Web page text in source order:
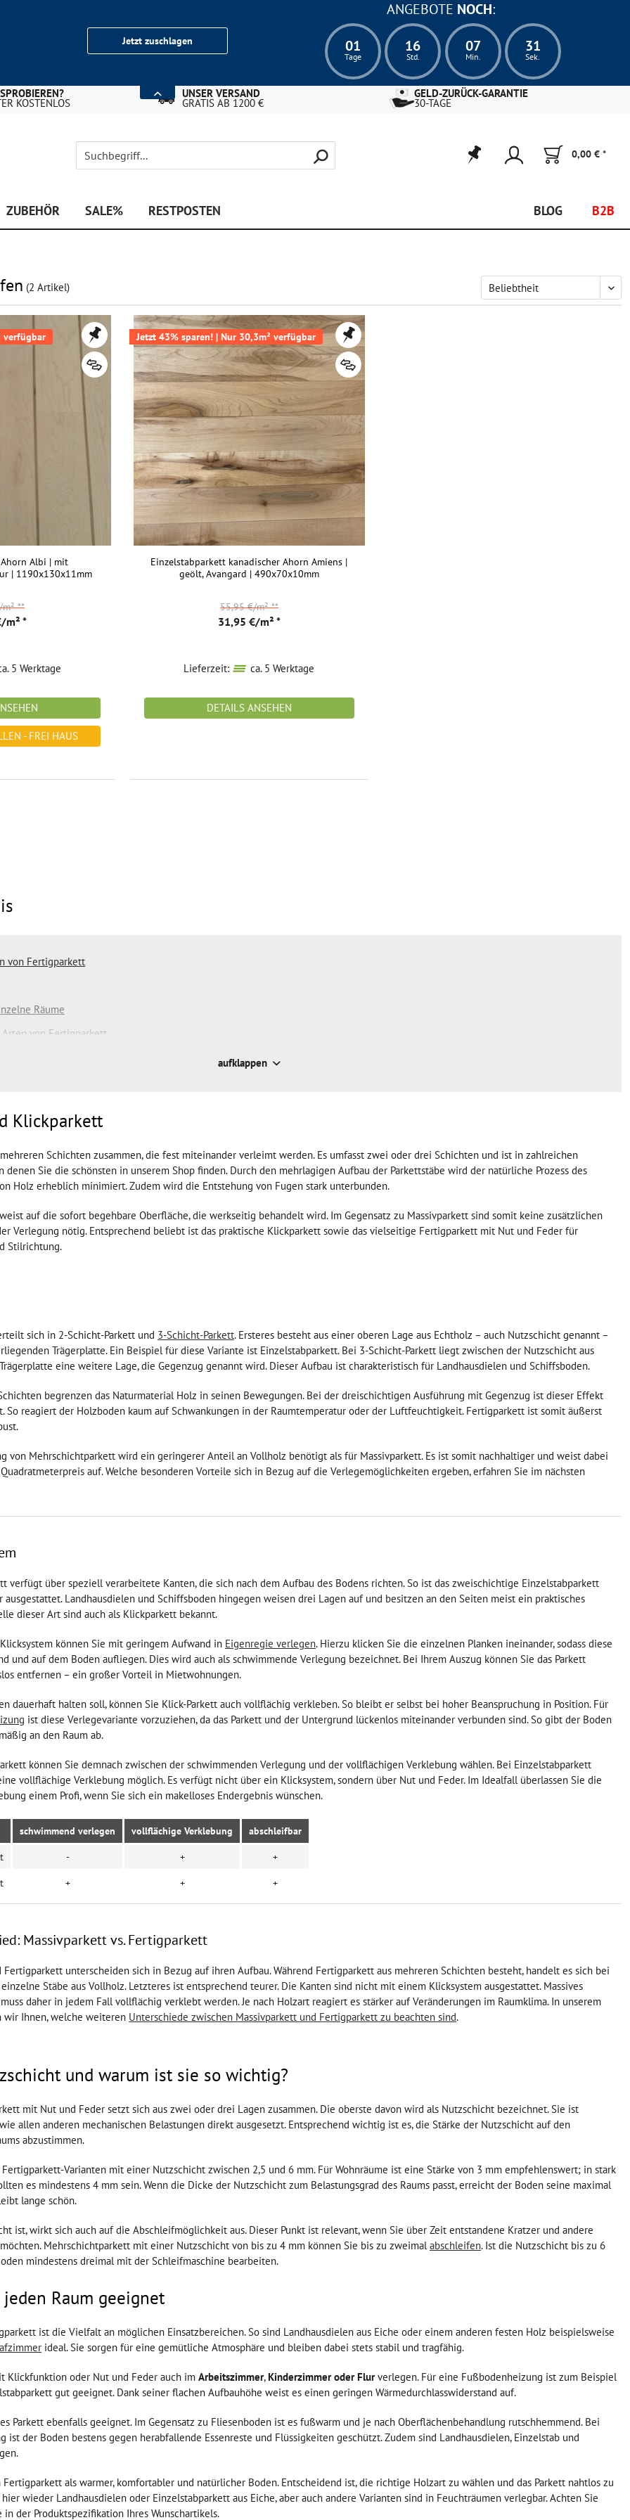
Jetzt zuschlagen
ANGEBOTE NOCH:
01
Tage
16
Std.
07
Min.
30
Sek.
KOSTENLOS
UNSER VERSAND
GRATIS AB 1200 €
GELD-ZURÜCK-GARANTIE
30-TAGE
0,00 € *
ZUBEHÖR SALE% RESTPOSTEN BLOG B2B
(2 Artikel)
verfügbar
Albi | mit
| 1190x130x11mm
m² *
m²**
5 Werktage
- FREI HAUS
Jetzt 43% sparen! | Nur 30,3m² verfügbar
Einzelstabparkett kanadischer Ahorn Amiens |
geölt, Avangard | 490x70x10mm
31,95 €/m² *
55,95 €/m²**
Lieferzeit: ca. 5 Werktage
DETAILS ANSEHEN
von Fertigparkett
Räume
von Fertigparkett
aufklappen
Klickparkett
Schichten zusammen, die fest miteinander verleimt werden. Es umfasst zwei oder drei Schichten und ist in zahlreichen
denen Sie die schönsten in unserem Shop finden. Durch den mehrlagigen Aufbau der Parkettstäbe wird der natürliche Prozess des
Holz erheblich minimiert. Zudem wird die Entstehung von Fugen stark unterbunden.
auf die sofort begehbare Oberfläche, die werkseitig behandelt wird. Im Gegensatz zu Massivparkett sind somit keine zusätzlichen
Verlegung nötig. Entsprechend beliebt ist das praktische Klickparkett sowie das vielseitige Fertigparkett mit Nut und Feder für
Stilrichtung.
sich in 2-Schicht-Parkett und 3-Schicht-Parkett. Ersteres besteht aus einer oberen Lage aus Echtholz – auch Nutzschicht genannt –
Trägerplatte. Ein Beispiel für diese Variante ist Einzelstabparkett. Bei 3-Schicht-Parkett liegt zwischen der Nutzschicht aus
eine weitere Lage, die Gegenzug genannt wird. Dieser Aufbau ist charakteristisch für Landhausdielen und Schiffsboden.
begrenzen das Naturmaterial Holz in seinen Bewegungen. Bei der dreischichtigen Ausführung mit Gegenzug ist dieser Effekt
So reagiert der Holzboden kaum auf Schwankungen in der Raumtemperatur oder der Luftfeuchtigkeit. Fertigparkett ist somit äußerst
von Mehrschichtparkett wird ein geringerer Anteil an Vollholz benötigt als für Massivparkett. Es ist somit nachhaltiger und weist dabei
auf. Welche besonderen Vorteile sich in Bezug auf die Verlegemöglichkeiten ergeben, erfahren Sie im nächsten
verfügt über speziell verarbeitete Kanten, die sich nach dem Aufbau des Bodens richten. So ist das zweischichtige Einzelstabparkett
ausgestattet. Landhausdielen und Schiffsboden hingegen weisen drei Lagen auf und besitzen an den Seiten meist ein praktisches
dieser Art sind auch als Klickparkett bekannt.
können Sie mit geringem Aufwand in Eigenregie verlegen. Hierzu klicken Sie die einzelnen Planken ineinander, sodass diese
und auf dem Boden aufliegen. Dies wird auch als schwimmende Verlegung bezeichnet. Bei Ihrem Auszug können Sie das Parkett
entfernen – ein großer Vorteil in Mietwohnungen.
dauerhaft halten soll, können Sie Klick-Parkett auch vollflächig verkleben. So bleibt er selbst bei hoher Beanspruchung in Position. Für
ist diese Verlegevariante vorzuziehen, da das Parkett und der Untergrund lückenlos miteinander verbunden sind. So gibt der Boden
an den Raum ab.
können Sie demnach zwischen der schwimmenden Verlegung und der vollflächigen Verklebung wählen. Bei Einzelstabparkett
vollflächige Verklebung möglich. Es verfügt nicht über ein Klicksystem, sondern über Nut und Feder. Im Idealfall überlassen Sie die
einem Profi, wenn Sie sich ein makelloses Endergebnis wünschen.
schwimmend verlegen vollflächige Verklebung abschleifbar
- + +
+ + +
Massivparkett vs. Fertigparkett
Fertigparkett unterscheiden sich in Bezug auf ihren Aufbau. Während Fertigparkett aus mehreren Schichten besteht, handelt es sich bei
Stäbe aus Vollholz. Letzteres ist entsprechend teurer. Die Kanten sind nicht mit einem Klicksystem ausgestattet. Massives
daher in jedem Fall vollflächig verklebt werden. Je nach Holzart reagiert es stärker auf Veränderungen im Raumklima. In unserem
wir Ihnen, welche weiteren Unterschiede zwischen Massivparkett und Fertigparkett zu beachten sind.
und warum ist sie so wichtig?
mit Nut und Feder setzt sich aus zwei oder drei Lagen zusammen. Die oberste davon wird als Nutzschicht bezeichnet. Sie ist
allen anderen mechanischen Belastungen direkt ausgesetzt. Entsprechend wichtig ist es, die Stärke der Nutzschicht auf den
abzustimmen.
Varianten mit einer Nutzschicht zwischen 2,5 und 6 mm. Für Wohnräume ist eine Stärke von 3 mm empfehlenswert; in stark
es mindestens 4 mm sein. Wenn die Dicke der Nutzschicht zum Belastungsgrad des Raums passt, erreicht der Boden seine maximal
lange schön.
ist, wirkt sich auch auf die Abschleifmöglichkeit aus. Dieser Punkt ist relevant, wenn Sie über Zeit entstandene Kratzer und andere
Mehrschichtparkett mit einer Nutzschicht von bis zu 4 mm können Sie bis zu zweimal abschleifen. Ist die Nutzschicht bis zu 6
mindestens dreimal mit der Schleifmaschine bearbeiten.
Raum geeignet
ist die Vielfalt an möglichen Einsatzbereichen. So sind Landhausdielen aus Eiche oder einem anderen festen Holz beispielsweise
ideal. Sie sorgen für eine gemütliche Atmosphäre und bleiben dabei stets stabil und tragfähig.
Klickfunktion oder Nut und Feder auch im Arbeitszimmer, Kinderzimmer oder Flurverlegen. Für eine Fußbodenheizung ist zum Beispiel
gut geeignet. Dank seiner flachen Aufbauhöhe weist es einen geringen Wärmedurchlasswiderstand auf.
Parkett ebenfalls geeignet. Im Gegensatz zu Fliesenboden ist es fußwarm und je nach Oberflächenbehandlung rutschhemmend. Bei
ist der Boden bestens gegen herabfallende Essenreste und Flüssigkeiten geschützt. Zudem sind Landhausdielen, Einzelstab und
als warmer, komfortabler und natürlicher Boden. Entscheidend ist, die richtige Holzart zu wählen und das Parkett nahtlos zu
wieder Landhausdielen oder Einzelstabparkett aus Eiche, aber auch andere Varianten sind in Feuchträumen verlegbar. Achten Sie
der Produktspezifikation Ihres Wunschartikels.